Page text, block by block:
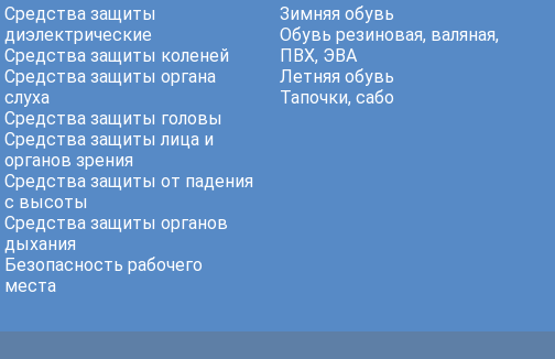
Средства защиты
диэлектрические
Средства защиты коленей
Средства защиты органа
слуха
Средства защиты головы
Средства защиты лица и
органов зрения
Средства защиты от падения
с высоты
Средства защиты органов
дыхания
Безопасность рабочего
места
Зимняя обувь
Обувь резиновая, валяная,
ПВХ, ЭВА
Летняя обувь
Тапочки, сабо